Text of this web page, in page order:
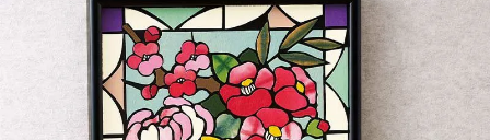
よくあるご質問
すべての商品
新着商品